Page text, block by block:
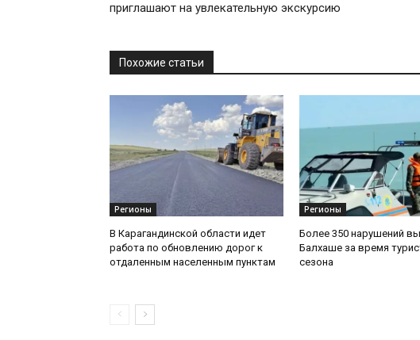
приглашают на увлекательную экскурсию
Похожие статьи
Регионы
В Карагандинской области идет
работа по обновлению дорог к
отдаленным населенным пунктам
Регионы
Более 350 нарушений
Балхаше за время
сезона